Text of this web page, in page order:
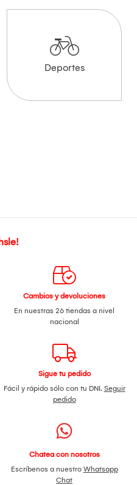
Deportes
Cambios y devoluciones
En nuestras 26 tiendas a nivel
nacional
Sigue tu pedido
Fácil y rápido sólo con tu DNI. Seguir
pedido
Chatea con nosotros
Escríbenos a nuestro Whatsapp
Chat